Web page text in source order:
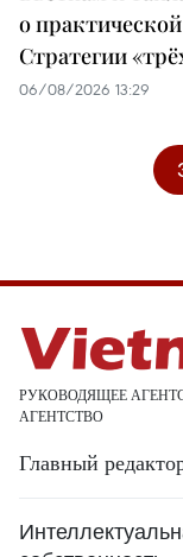
о
Стратегии
06/08/2026 13:29
РУКОВОДЯЩЕЕ
АГЕНТСТВО
Главный